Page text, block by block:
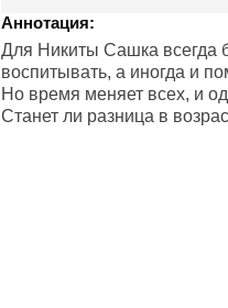
Аннотация:
Для Никиты Сашка всегда
воспитывать, а иногда и
Но время меняет всех, и
Станет ли разница в